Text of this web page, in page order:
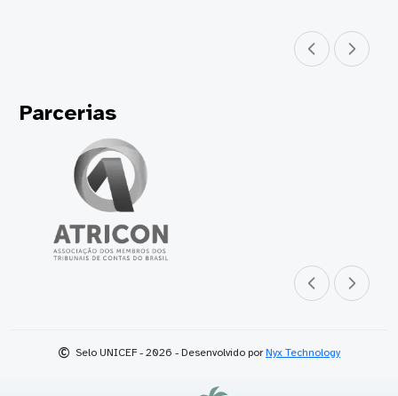
Parceiro anterior
Próximo
Parcerias
Parceiro anterior
Próximo
© Selo UNICEF - 2026 - Desenvolvido por Nyx Technology